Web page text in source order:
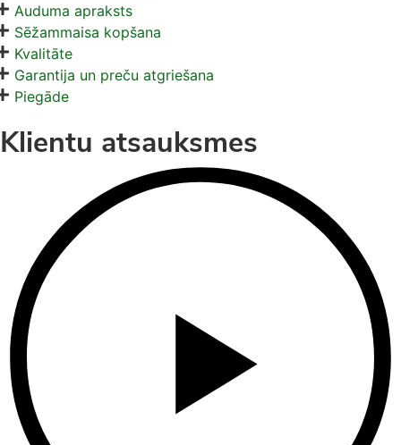
Auduma apraksts
Sēžammaisa kopšana
Kvalitāte
Garantija un preču atgriešana
Piegāde
Klientu atsauksmes